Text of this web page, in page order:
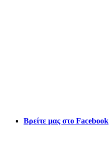
Βρείτε μας στο Facebook